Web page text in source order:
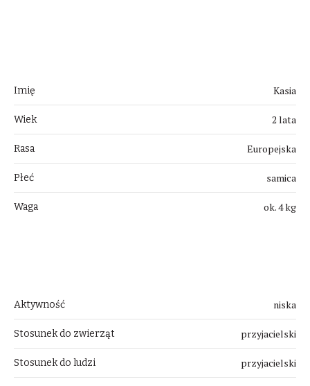
Imię Kasia
Wiek 2 lata
Rasa Europejska
Płeć samica
Waga ok. 4 kg
Aktywność niska
Stosunek do zwierząt przyjacielski
Stosunek do ludzi przyjacielski